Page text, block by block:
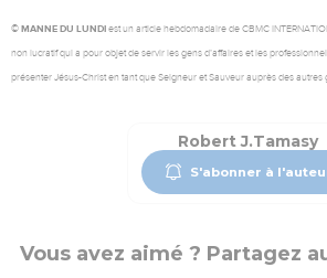
© MANNE DU LUNDI est un article hebdomadaire de CBMC
non lucratif qui a pour objet de servir les gens d’affaires et les
présenter Jésus-Christ en tant que Seigneur et Sauveur auprès des autres
Robert J.Tamasy
S'abonner à
Vous avez aimé ? Partagez